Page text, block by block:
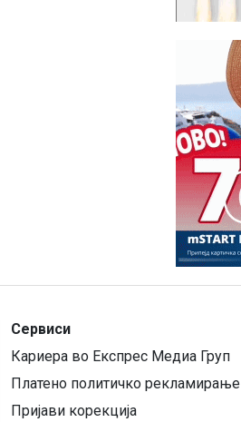
Сервиси
Кариера во Експрес Медиа Груп
Платено политичко рекламирање
Пријави корекција